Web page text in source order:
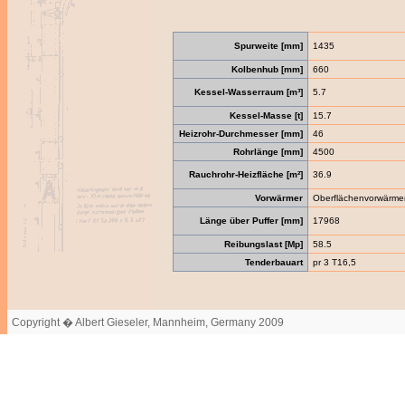
Spurweite [mm] 1435
Kolbenhub [mm] 660
Kessel-Wasserraum [m³] 5.7
Kessel-Masse [t]
15.7
Heizrohr-Durchmesser [mm]
46
Rohrlänge [mm]
4500
Rauchrohr-Heizfläche [m²] 36.9
Vorwärmer
Länge über Puffer [mm] 17968
Reibungslast [Mp]
58.5
Tenderbauart
pr 3 T16,5
Copyright � Albert Gieseler, Mannheim, Germany 2009